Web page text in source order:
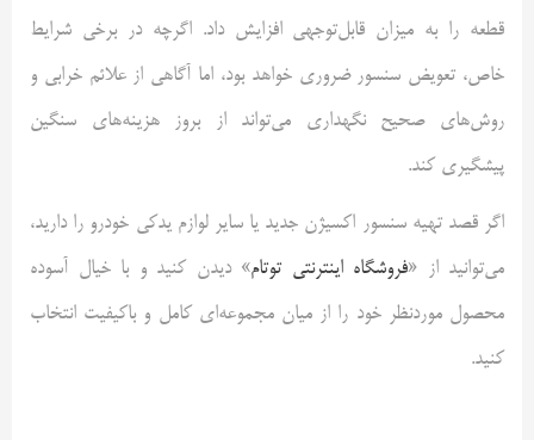
قطعه را به میزان قابل‌توجهی افزایش داد. اگرچه در برخی شرایط
خاص، تعویض سنسور ضروری خواهد بود، اما آگاهی از علائم خرابی و
روش‌های صحیح نگهداری می‌تواند از بروز هزینه‌های سنگین
پیشگیری کند.
اگر قصد تهیه سنسور اکسیژن جدید یا سایر لوازم یدکی خودرو را دارید،
می‌توانید از «فروشگاه اینترنتی توتام» دیدن کنید و با خیال آسوده
محصول موردنظر خود را از میان مجموعه‌ای کامل و باکیفیت انتخاب
کنید.